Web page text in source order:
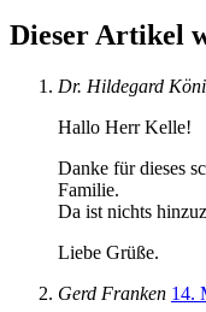
Dieser Artikel
Dr. Hildegard
Hallo Herr Kelle!
Danke für dieses
Familie.
Da ist nichts
Liebe Grüße.
Gerd Franken 14.